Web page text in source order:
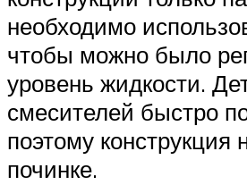
необходимо
чтобы можно было
уровень жидкости.
смесителей быстро
поэтому конструкция
починке.